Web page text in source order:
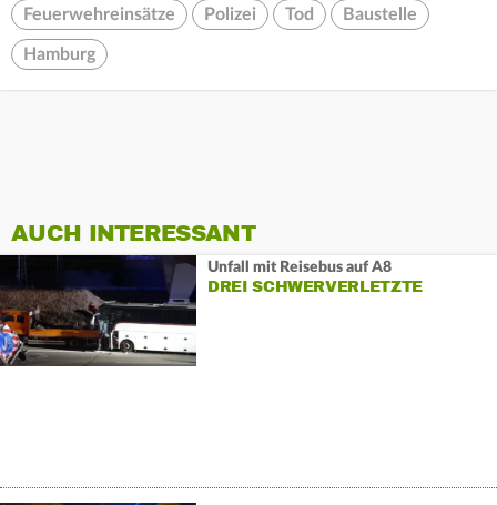
Feuerwehreinsätze Polizei Tod Baustelle
Hamburg
AUCH INTERESSANT
Unfall mit Reisebus auf A8
DREI SCHWERVERLETZTE